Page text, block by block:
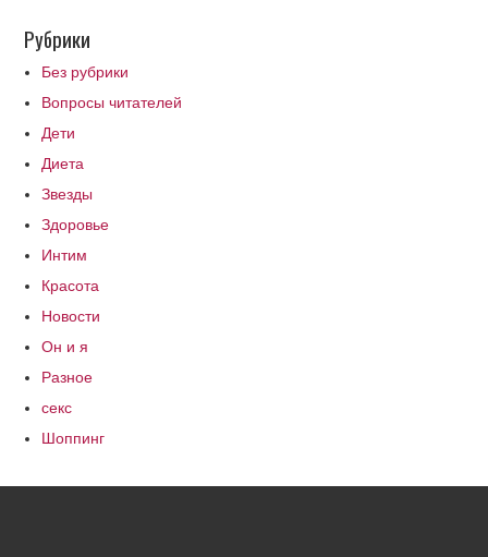
Рубрики
Без рубрики
Вопросы читателей
Дети
Диета
Звезды
Здоровье
Интим
Красота
Новости
Он и я
Разное
секс
Шоппинг